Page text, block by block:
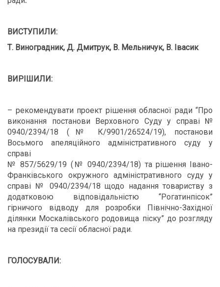
ВИСТУПИЛИ:
Т. Виноградник, Д. Дмитрук, В. Мельничук, В. Івасик
ВИРІШИЛИ:
– рекомендувати проект рішення обласної ради “Про
виконання постанови Верховного Суду у справі №
0940/2394/18 (№ К/9901/26524/19), постанови
Восьмого апеляційного адміністративного суду у
справі
№ 857/5629/19 (№ 0940/2394/18) та рішення Івано-
Франківського окружного адміністративного суду у
справі № 0940/2394/18 щодо надання товариству з
додатковою відповідальністю “Рогатинпісок”
гірничого відводу для розробки Північно-Західної
ділянки Москалівського родовища піску” до розгляду
на президії та сесії обласної ради.
ГОЛОСУВАЛИ: